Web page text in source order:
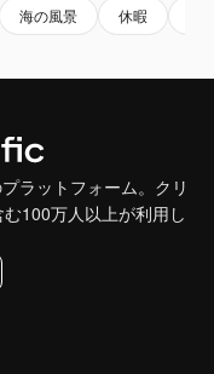
海の風景 休暇
ラットフォーム。クリ
100万人以上が利用し